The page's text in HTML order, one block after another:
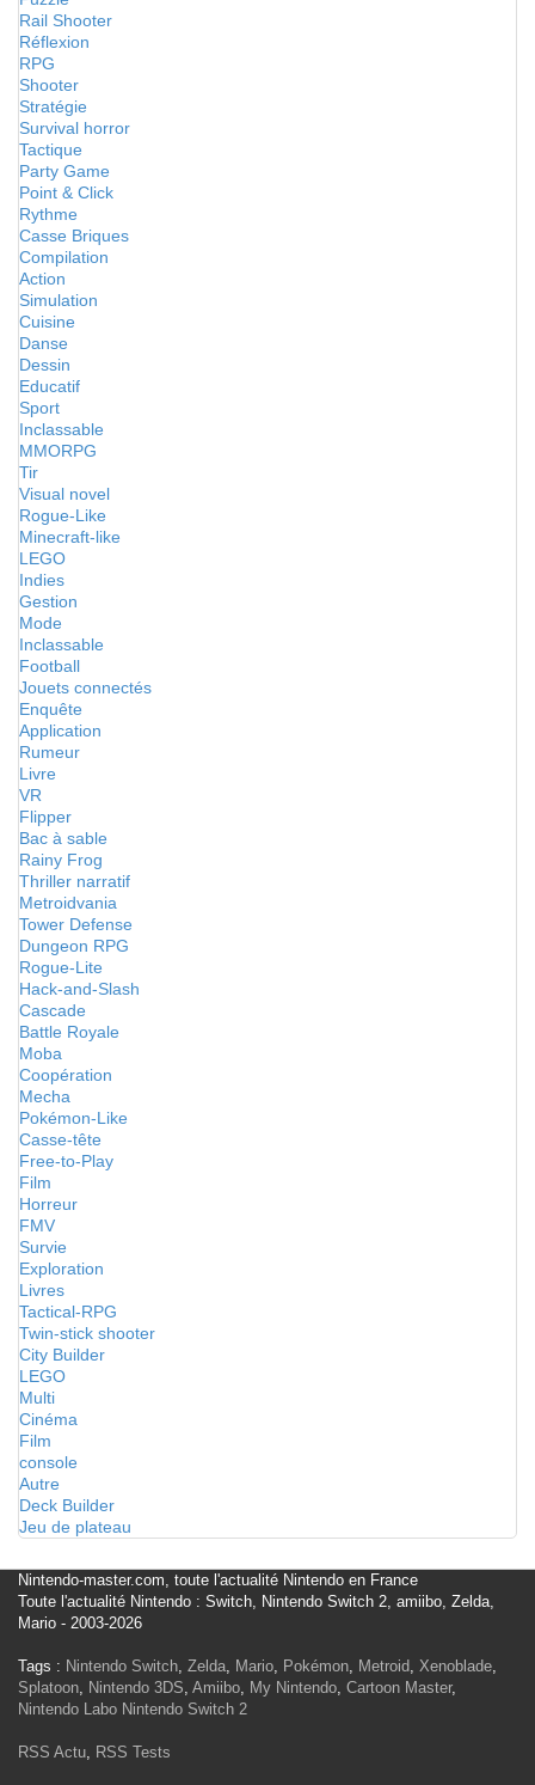
Rail Shooter
Réflexion
RPG
Shooter
Stratégie
Survival horror
Tactique
Party Game
Point & Click
Rythme
Casse Briques
Compilation
Action
Simulation
Cuisine
Danse
Dessin
Educatif
Sport
Inclassable
MMORPG
Tir
Visual novel
Rogue-Like
Minecraft-like
LEGO
Indies
Gestion
Mode
Inclassable
Football
Jouets connectés
Enquête
Application
Rumeur
Livre
VR
Flipper
Bac à sable
Rainy Frog
Thriller narratif
Metroidvania
Tower Defense
Dungeon RPG
Rogue-Lite
Hack-and-Slash
Cascade
Battle Royale
Moba
Coopération
Mecha
Pokémon-Like
Casse-tête
Free-to-Play
Film
Horreur
FMV
Survie
Exploration
Livres
Tactical-RPG
Twin-stick shooter
City Builder
LEGO
Multi
Cinéma
Film
console
Autre
Deck Builder
Jeu de plateau
Nintendo-master.com, toute l'actualité Nintendo en France
Toute l'actualité Nintendo : Switch, Nintendo Switch 2, amiibo, Zelda,
Mario - 2003-2026
Tags : Nintendo Switch, Zelda, Mario, Pokémon, Metroid, Xenoblade,
Splatoon, Nintendo 3DS, Amiibo, My Nintendo, Cartoon Master,
Nintendo Labo Nintendo Switch 2
RSS Actu, RSS Tests